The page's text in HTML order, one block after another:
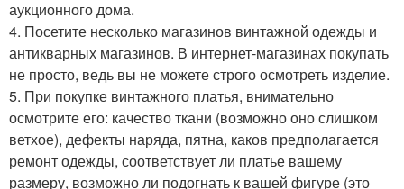
аукционного дома.
4. Посетите несколько магазинов винтажной одежды и
антикварных магазинов. В интернет-магазинах покупать
не просто, ведь вы не можете строго осмотреть изделие.
5. При покупке винтажного платья, внимательно
осмотрите его: качество ткани (возможно оно слишком
ветхое), дефекты наряда, пятна, каков предполагается
ремонт одежды, соответствует ли платье вашему
размеру, возможно ли подогнать к вашей фигуре (это